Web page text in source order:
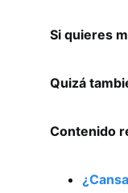
Si quieres
Quizá
Contenido